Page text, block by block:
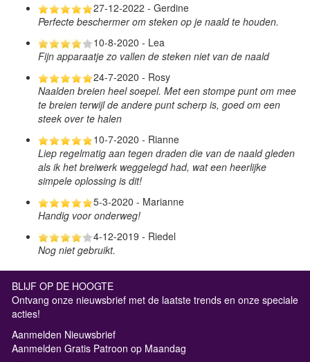
27-12-2022 - Gerdine
Perfecte beschermer om steken op je naald te houden.
10-8-2020 - Lea
Fijn apparaatje zo vallen de steken niet van de naald
24-7-2020 - Rosy
Naalden breien heel soepel. Met een stompe punt om mee
te breien terwijl de andere punt scherp is, goed om een
steek over te halen
10-7-2020 - Rianne
Liep regelmatig aan tegen draden die van de naald gleden
als ik het breiwerk weggelegd had, wat een heerlijke
simpele oplossing is dit!
5-3-2020 - Marianne
Handig voor onderweg!
4-12-2019 - Riedel
Nog niet gebruikt.
BLIJF OP DE HOOGTE
Ontvang onze nieuwsbrief met de laatste trends en onze speciale
acties!
Aanmelden Nieuwsbrief
Aanmelden Gratis Patroon op Maandag